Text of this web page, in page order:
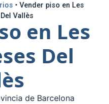
• Vender piso en Les
Vallès
en Les
Del
de Barcelona